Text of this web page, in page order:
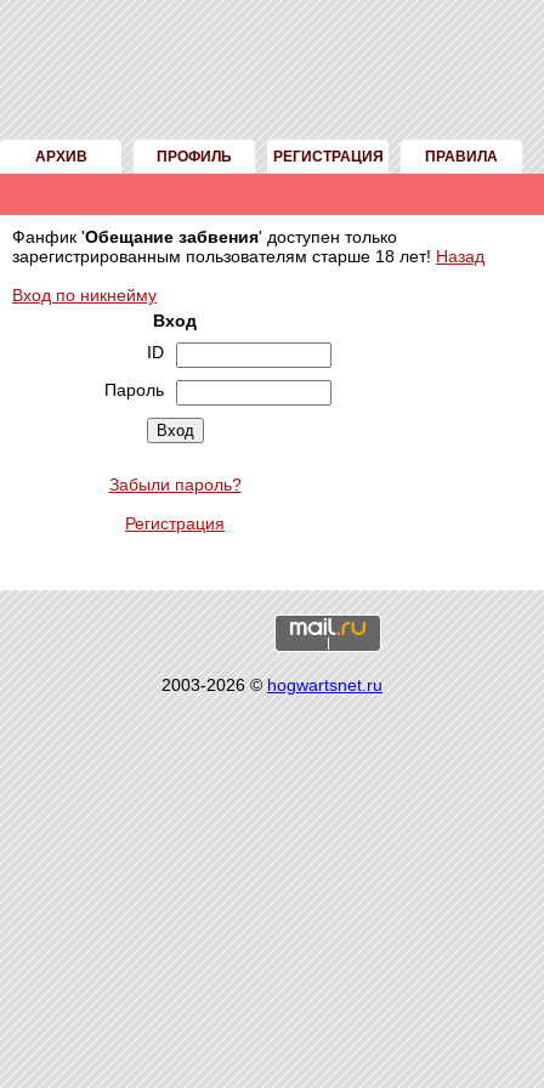
АРХИВ ПРОФИЛЬ РЕГИСТРАЦИЯ ПРАВИЛА
Фанфик 'Обещание забвения' доступен только
зарегистрированным пользователям старше 18 лет! Назад
Вход по никнейму
Вход
ID
Пароль
Забыли пароль?
Регистрация
2003-2026 ©hogwartsnet.ru